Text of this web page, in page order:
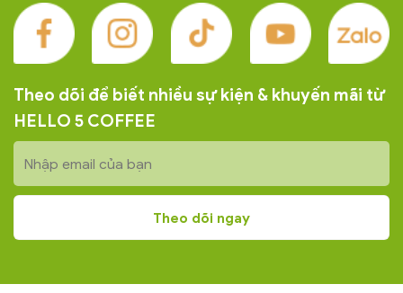
Theo dõi để biết nhiều sự kiện & khuyến mãi từ
HELLO 5 COFFEE